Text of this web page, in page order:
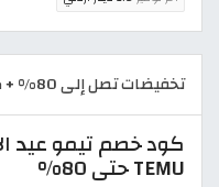
تخفيضات تصل إلى 80% + كوبون 30%
كود خصم تيمو
TEMU حتى 80%